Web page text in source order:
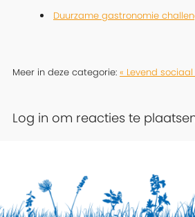
Duurzame gastronomie
Meer in deze categorie: « Levend
Log in om reacties te